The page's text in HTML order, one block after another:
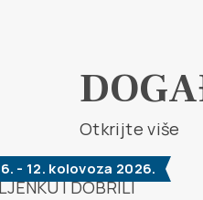
Otkrijte više
- 12. kolovoza 2026.